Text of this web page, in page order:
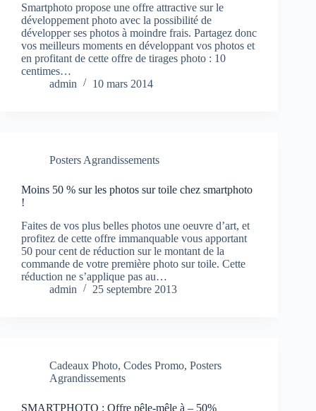
Smartphoto propose une offre attractive sur le
développement photo avec la possibilité de
développer ses photos à moindre frais. Partagez donc
vos meilleurs moments en développant vos photos et
en profitant de cette offre de tirages photo : 10
centimes…
admin
10 mars 2014
Posters Agrandissements
Moins 50 % sur les photos sur toile chez smartphoto
!
Faites de vos plus belles photos une oeuvre d’art, et
profitez de cette offre immanquable vous apportant
50 pour cent de réduction sur le montant de la
commande de votre première photo sur toile. Cette
réduction ne s’applique pas au…
admin
25 septembre 2013
Cadeaux Photo, Codes Promo, Posters
Agrandissements
SMARTPHOTO : Offre pêle-mêle à – 50%